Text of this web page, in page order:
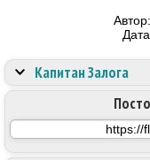
Автор:
Капитан Залога